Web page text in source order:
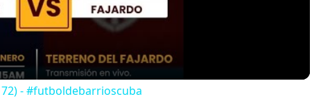
a
y
- #futboldebarrioscuba